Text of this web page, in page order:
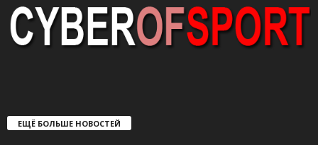
ЕЩЁ БОЛЬШЕ НОВОСТЕЙ